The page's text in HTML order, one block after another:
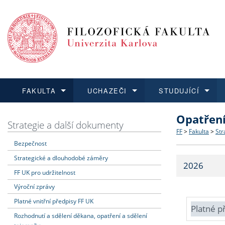
FAKULTA
Dozvědět se více
Struktura
Strategie
Fakultní
UCHAZEČI
Podat přihlášku
Co
Učitelské
STUDUJÍCÍ
Dozvědět se více
Dozvědět se více
O vědě a
Dozvědět se více
Aktuální
Strategie a další dokumenty
Bezpečnost
Strategické a dlouhodobé záměry
FF UK pro udržitelnost
Výroční zprávy
Platné vnitřní předpisy FF UK
Rozhodnutí a sdělení děkana, opatření a sdělení
FF > Fakulta >
2026
Platné